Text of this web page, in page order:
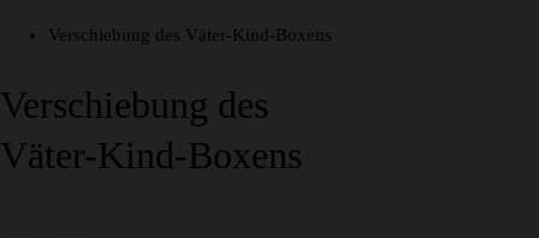
Verschiebung des Väter-Kind-Boxens
Verschiebung des
Väter-Kind-Boxens